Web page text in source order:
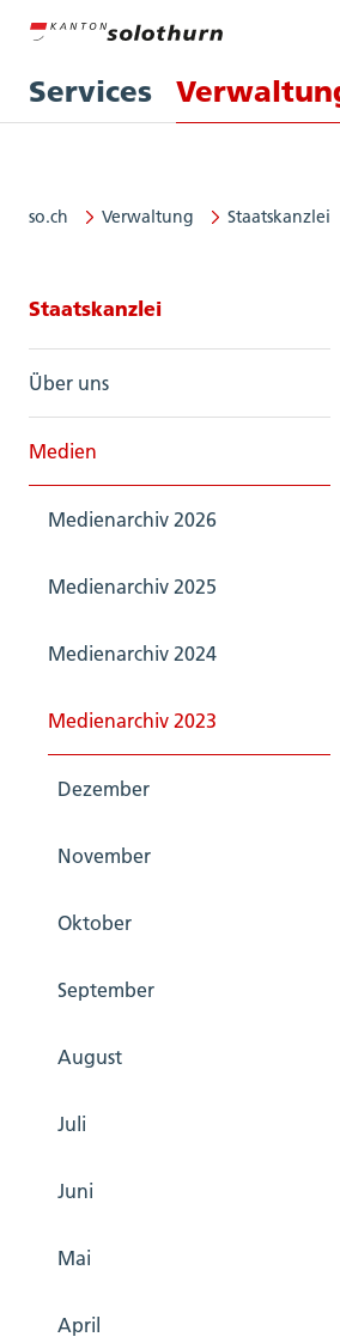
Services
so.ch Verwaltung Staatskanzlei
Seitennavigation:
Staatskanzlei
Über uns
Medien
Medienarchiv 2026
Medienarchiv 2025
Medienarchiv 2024
Medienarchiv 2023
Dezember
November
Oktober
September
August
Juli
Juni
Mai
April